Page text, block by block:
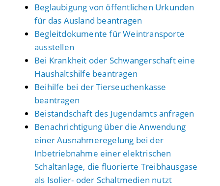
Beglaubigung von öffentlichen Urkunden
für das Ausland beantragen
Begleitdokumente für Weintransporte
ausstellen
Bei Krankheit oder Schwangerschaft eine
Haushaltshilfe beantragen
Beihilfe bei der Tierseuchenkasse
beantragen
Beistandschaft des Jugendamts anfragen
Benachrichtigung über die Anwendung
einer Ausnahmeregelung bei der
Inbetriebnahme einer elektrischen
Schaltanlage, die fluorierte Treibhausgase
als Isolier- oder Schaltmedien nutzt